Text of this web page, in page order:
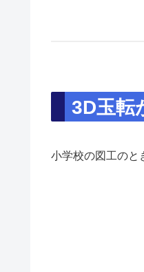
3D玉転
小学校の図工の